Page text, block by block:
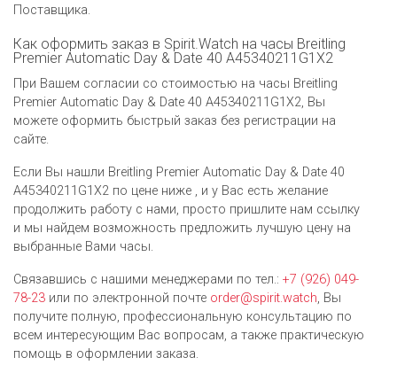
Поставщика.
Как оформить заказ в Spirit.Watch на часы Breitling
Premier Automatic Day & Date 40 A45340211G1X2
При Вашем согласии со стоимостью на часы Breitling
Premier Automatic Day & Date 40 A45340211G1X2, Вы
можете оформить быстрый заказ без регистрации на
сайте.
Если Вы нашли Breitling Premier Automatic Day & Date 40
A45340211G1X2 по цене ниже , и у Вас есть желание
продолжить работу с нами, просто пришлите нам ссылку
и мы найдем возможность предложить лучшую цену на
выбранные Вами часы.
Связавшись с нашими менеджерами по тел.: +7 (926) 049-
78-23 или по электронной почте order@spirit.watch, Вы
получите полную, профессиональную консультацию по
всем интересующим Вас вопросам, а также практическую
помощь в оформлении заказа.